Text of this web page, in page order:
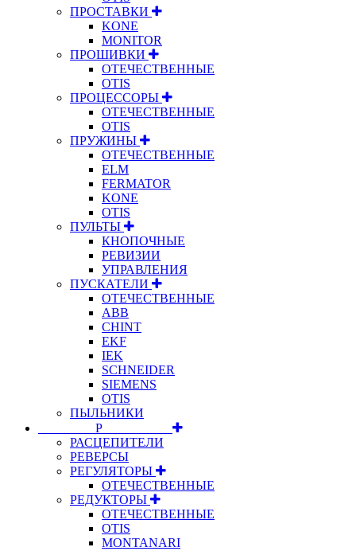
ПРОСТАВКИ
KONE
MONITOR
ПРОШИВКИ
ОТЕЧЕСТВЕННЫЕ
OTIS
ПРОЦЕССОРЫ
ОТЕЧЕСТВЕННЫЕ
OTIS
ПРУЖИНЫ
ОТЕЧЕСТВЕННЫЕ
ELM
FERMATOR
KONE
OTIS
ПУЛЬТЫ
КНОПОЧНЫЕ
РЕВИЗИИ
УПРАВЛЕНИЯ
ПУСКАТЕЛИ
ОТЕЧЕСТВЕННЫЕ
ABB
CHINT
EKF
IEK
SCHNEIDER
SIEMENS
OTIS
ПЫЛЬНИКИ
⠀⠀⠀⠀⠀⠀Р⠀⠀⠀⠀⠀⠀⠀
РАСЦЕПИТЕЛИ
РЕВЕРСЫ
РЕГУЛЯТОРЫ
ОТЕЧЕСТВЕННЫЕ
РЕДУКТОРЫ
ОТЕЧЕСТВЕННЫЕ
OTIS
MONTANARI